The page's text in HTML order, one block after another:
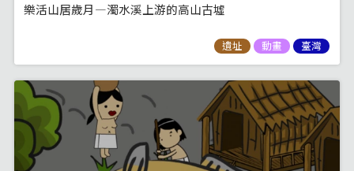
樂活山居歲月—濁水溪上游的高山古墟
遺址 動畫 臺灣